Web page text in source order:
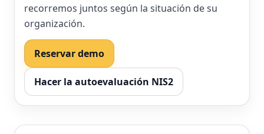
recorremos juntos según la situación de su
organización.
Reservar demo
Hacer la autoevaluación NIS2